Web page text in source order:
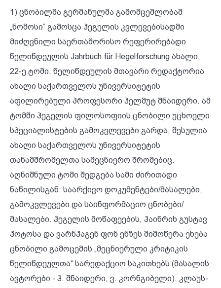
1) ცნობილმა გერმანულმა გამომცემლობამ
„ნომოსი“ გამოსცა ჰეგელის კვლევებისადმი
მიძღვნილი საერთაშორისო რეფერირებადი
წელიწდეულის Jahrbuch für Hegelforschung ახალი,
22-ე ტომი. წელიწდეულის მთავარი რედაქტორია
ახალი საქართველოს უნივერსიტეტის
აფილირებული პროფესორი ჰელმუტ შნაიდერი. ამ
ტომში ჰეგელის ფილოსოფიის ცნობილი უცხოელი
სპეციალისტების გამოკვლევები გარდა, შესულია
ახალი საქართველოს უნივერსიტეტის
თანამშრომელთა სამეცნიერო შრომებიც.
აღნიშნული ტომი შედგება სამი ძირითადი
ნაწილისგან: საარქივო დოკუმენტები/მასალები,
გამოკვლევები და საინფორმაციო ცნობები/
მასალები. ჰეგელის მოწაფეების, ჰაინრიხ გუსტავ
ჰოტოსა და ვარნჰაგენ ფონ ენზეს მიმოწერა ეხება
ცნობილი გამოცემის „მეცნიერული კრიტიკის
წელიწდეულთა“ სარედაქციო საკითხებს (მასალის
ავტორები - ჰ. შნაიდერი, ვ. კორნგიბელი). კლაუს-